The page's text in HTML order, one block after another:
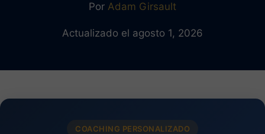
Por Adam Girsault
Actualizado el agosto 1, 2026
COACHING PERSONALIZADO